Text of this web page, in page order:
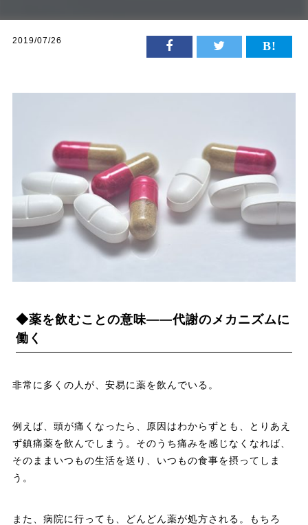
2019/07/26
◆薬を飲むことの意味――代謝のメカニズムに
働く
非常に多くの人が、安易に薬を飲んでいる。
例えば、頭が痛くなったら、原因はわからずとも、とりあえ
ず鎮痛薬を飲んでしまう。そのうち痛みを感じなくなれば、
そのままいつもの生活を送り、いつもの食事を摂ってしま
う。
また、病院に行っても、どんどん薬が処方される。もちろ